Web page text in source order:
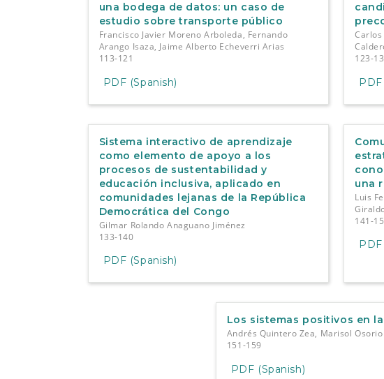
una bodega de datos: un caso de
estudio sobre transporte público
Francisco Javier Moreno Arboleda, Fernando
Arango Isaza, Jaime Alberto Echeverri Arias
113-121
PDF (Spanish)
123-
Sistema interactivo de aprendizaje
como elemento de apoyo a los
procesos de sustentabilidad y
educación inclusiva, aplicado en
comunidades lejanas de la República
Democrática del Congo
Gilmar Rolando Anaguano Jiménez
133-140
PDF (Spanish)
una
Luis
141-
Los sistemas positivos en
Andrés Quintero Zea, Marisol
151-159
PDF (Spanish)